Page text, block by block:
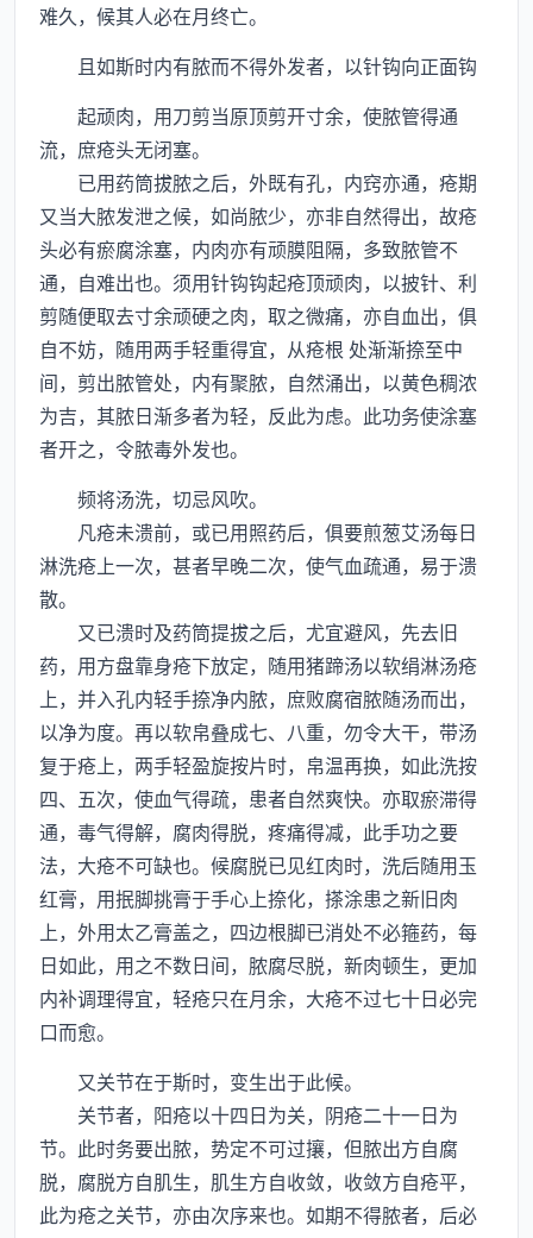
难久，候其人必在月终亡。
且如斯时内有脓而不得外发者，以针钩向正面钩
起顽肉，用刀剪当原顶剪开寸余，使脓管得通
流，庶疮头无闭塞。
已用药筒拔脓之后，外既有孔，内窍亦通，疮期
又当大脓发泄之候，如尚脓少，亦非自然得出，故疮
头必有瘀腐涂塞，内肉亦有顽膜阻隔，多致脓管不
通，自难出也。须用针钩钩起疮顶顽肉，以披针、利
剪随便取去寸余顽硬之肉，取之微痛，亦自血出，俱
自不妨，随用两手轻重得宜，从疮根 处渐渐捺至中
间，剪出脓管处，内有聚脓，自然涌出，以黄色稠浓
为吉，其脓日渐多者为轻，反此为虑。此功务使涂塞
者开之，令脓毒外发也。
频将汤洗，切忌风吹。
凡疮未溃前，或已用照药后，俱要煎葱艾汤每日
淋洗疮上一次，甚者早晚二次，使气血疏通，易于溃
散。
又已溃时及药筒提拔之后，尤宜避风，先去旧
药，用方盘靠身疮下放定，随用猪蹄汤以软绢淋汤疮
上，并入孔内轻手捺净内脓，庶败腐宿脓随汤而出，
以净为度。再以软帛叠成七、八重，勿令大干，带汤
复于疮上，两手轻盈旋按片时，帛温再换，如此洗按
四、五次，使血气得疏，患者自然爽快。亦取瘀滞得
通，毒气得解，腐肉得脱，疼痛得减，此手功之要
法，大疮不可缺也。候腐脱已见红肉时，洗后随用玉
红膏，用抿脚挑膏于手心上捺化，搽涂患之新旧肉
上，外用太乙膏盖之，四边根脚已消处不必箍药，每
日如此，用之不数日间，脓腐尽脱，新肉顿生，更加
内补调理得宜，轻疮只在月余，大疮不过七十日必完
口而愈。
又关节在于斯时，变生出于此候。
关节者，阳疮以十四日为关，阴疮二十一日为
节。此时务要出脓，势定不可过攘，但脓出方自腐
脱，腐脱方自肌生，肌生方自收敛，收敛方自疮平，
此为疮之关节，亦由次序来也。如期不得脓者，后必